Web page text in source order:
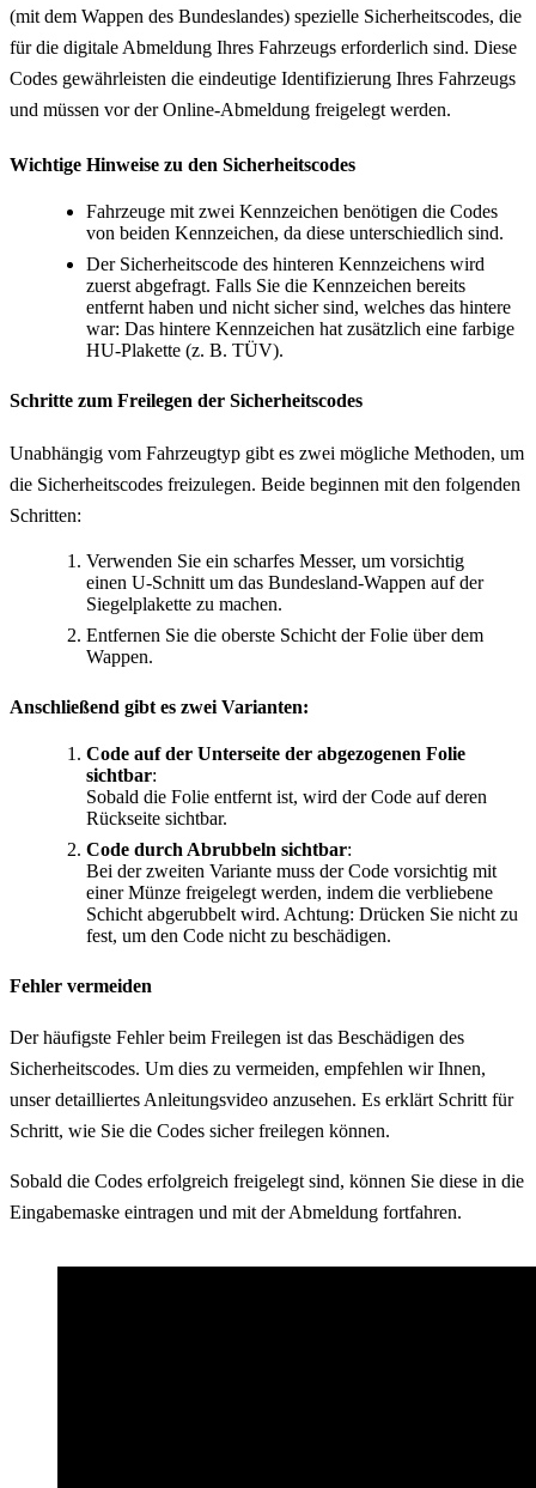
(mit dem Wappen des Bundeslandes) spezielle Sicherheitscodes, die
für die digitale Abmeldung Ihres Fahrzeugs erforderlich sind. Diese
Codes gewährleisten die eindeutige Identifizierung Ihres Fahrzeugs
und müssen vor der Online-Abmeldung freigelegt werden.
Wichtige Hinweise zu den Sicherheitscodes
Fahrzeuge mit zwei Kennzeichen benötigen die Codes
von beiden Kennzeichen, da diese unterschiedlich sind.
Der Sicherheitscode des hinteren Kennzeichens wird
zuerst abgefragt. Falls Sie die Kennzeichen bereits
entfernt haben und nicht sicher sind, welches das hintere
war: Das hintere Kennzeichen hat zusätzlich eine farbige
HU-Plakette (z. B. TÜV).
Schritte zum Freilegen der Sicherheitscodes
Unabhängig vom Fahrzeugtyp gibt es zwei mögliche Methoden, um
die Sicherheitscodes freizulegen. Beide beginnen mit den folgenden
Schritten:
Verwenden Sie ein scharfes Messer, um vorsichtig
einen U-Schnitt um das Bundesland-Wappen auf der
Siegelplakette zu machen.
Entfernen Sie die oberste Schicht der Folie über dem
Wappen.
Anschließend gibt es zwei Varianten:
Code auf der Unterseite der abgezogenen Folie
sichtbar:
Sobald die Folie entfernt ist, wird der Code auf deren
Rückseite sichtbar.
Code durch Abrubbeln sichtbar:
Bei der zweiten Variante muss der Code vorsichtig mit
einer Münze freigelegt werden, indem die verbliebene
Schicht abgerubbelt wird. Achtung: Drücken Sie nicht zu
fest, um den Code nicht zu beschädigen.
Fehler vermeiden
Der häufigste Fehler beim Freilegen ist das Beschädigen des
Sicherheitscodes. Um dies zu vermeiden, empfehlen wir Ihnen,
unser detailliertes Anleitungsvideo anzusehen. Es erklärt Schritt für
Schritt, wie Sie die Codes sicher freilegen können.
Sobald die Codes erfolgreich freigelegt sind, können Sie diese in die
Eingabemaske eintragen und mit der Abmeldung fortfahren.